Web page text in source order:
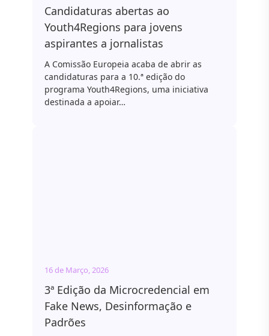
Candidaturas abertas ao
Youth4Regions para jovens
aspirantes a jornalistas
A Comissão Europeia acaba de abrir as
candidaturas para a 10.ª edição do
programa Youth4Regions, uma iniciativa
destinada a apoiar…
16 de Março, 2026
3ª Edição da Microcredencial em
Fake News, Desinformação e
Padrões